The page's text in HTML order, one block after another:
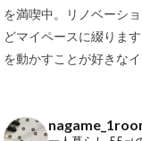
を満喫中。リノベーシ
どマイペースに綴りま
を動かすことが好きなイ